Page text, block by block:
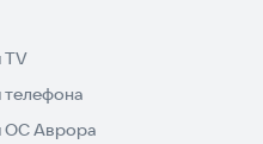
TV
телефона
ОС Аврора